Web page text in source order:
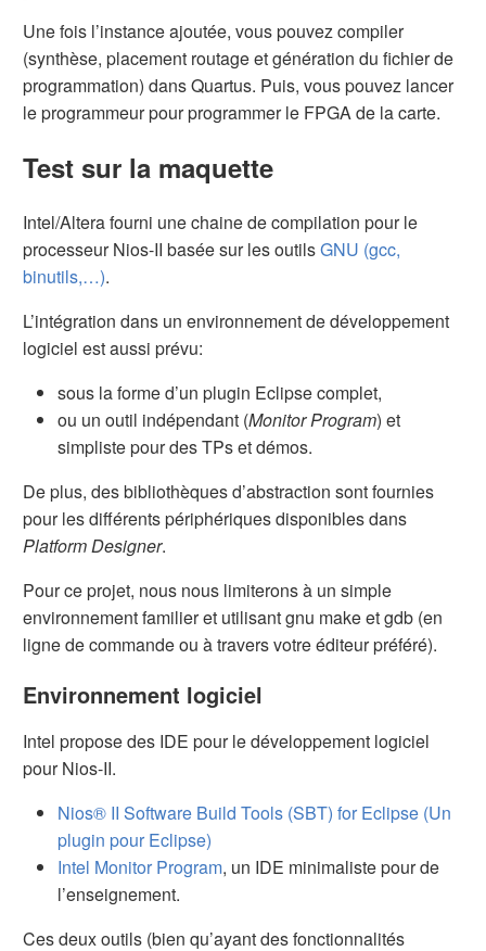
Une fois l’instance ajoutée, vous pouvez compiler
(synthèse, placement routage et génération du fichier de
programmation) dans Quartus. Puis, vous pouvez lancer
le programmeur pour programmer le FPGA de la carte.
Test sur la maquette
Intel/Altera fourni une chaine de compilation pour le
processeur Nios-II basée sur les outilsGNU (gcc,
binutils,…).
L’intégration dans un environnement de développement
logiciel est aussi prévu:
sous la forme d’un plugin Eclipse complet,
ou un outil indépendant (Monitor Program) et
simpliste pour des TPs et démos.
De plus, des bibliothèques d’abstraction sont fournies
pour les différents périphériques disponibles dans
Platform Designer.
Pour ce projet, nous nous limiterons à un simple
environnement familier et utilisant gnu make et gdb (en
ligne de commande ou à travers votre éditeur préféré).
Environnement logiciel
Intel propose des IDE pour le développement logiciel
pour Nios-II.
Nios® II Software Build Tools (SBT) for Eclipse (Un
plugin pour Eclipse)
Intel Monitor Program, un IDE minimaliste pour de
l’enseignement.
Ces deux outils (bien qu’ayant des fonctionnalités